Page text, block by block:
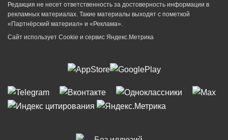
Редакция не несет ответственность за достоверность информации в
рекламных материалах. Такие материалы выходят с пометкой
«Партнёрский материал» и «Реклама».
Сайт использует Cookie и сервиc Яндекс.Метрика